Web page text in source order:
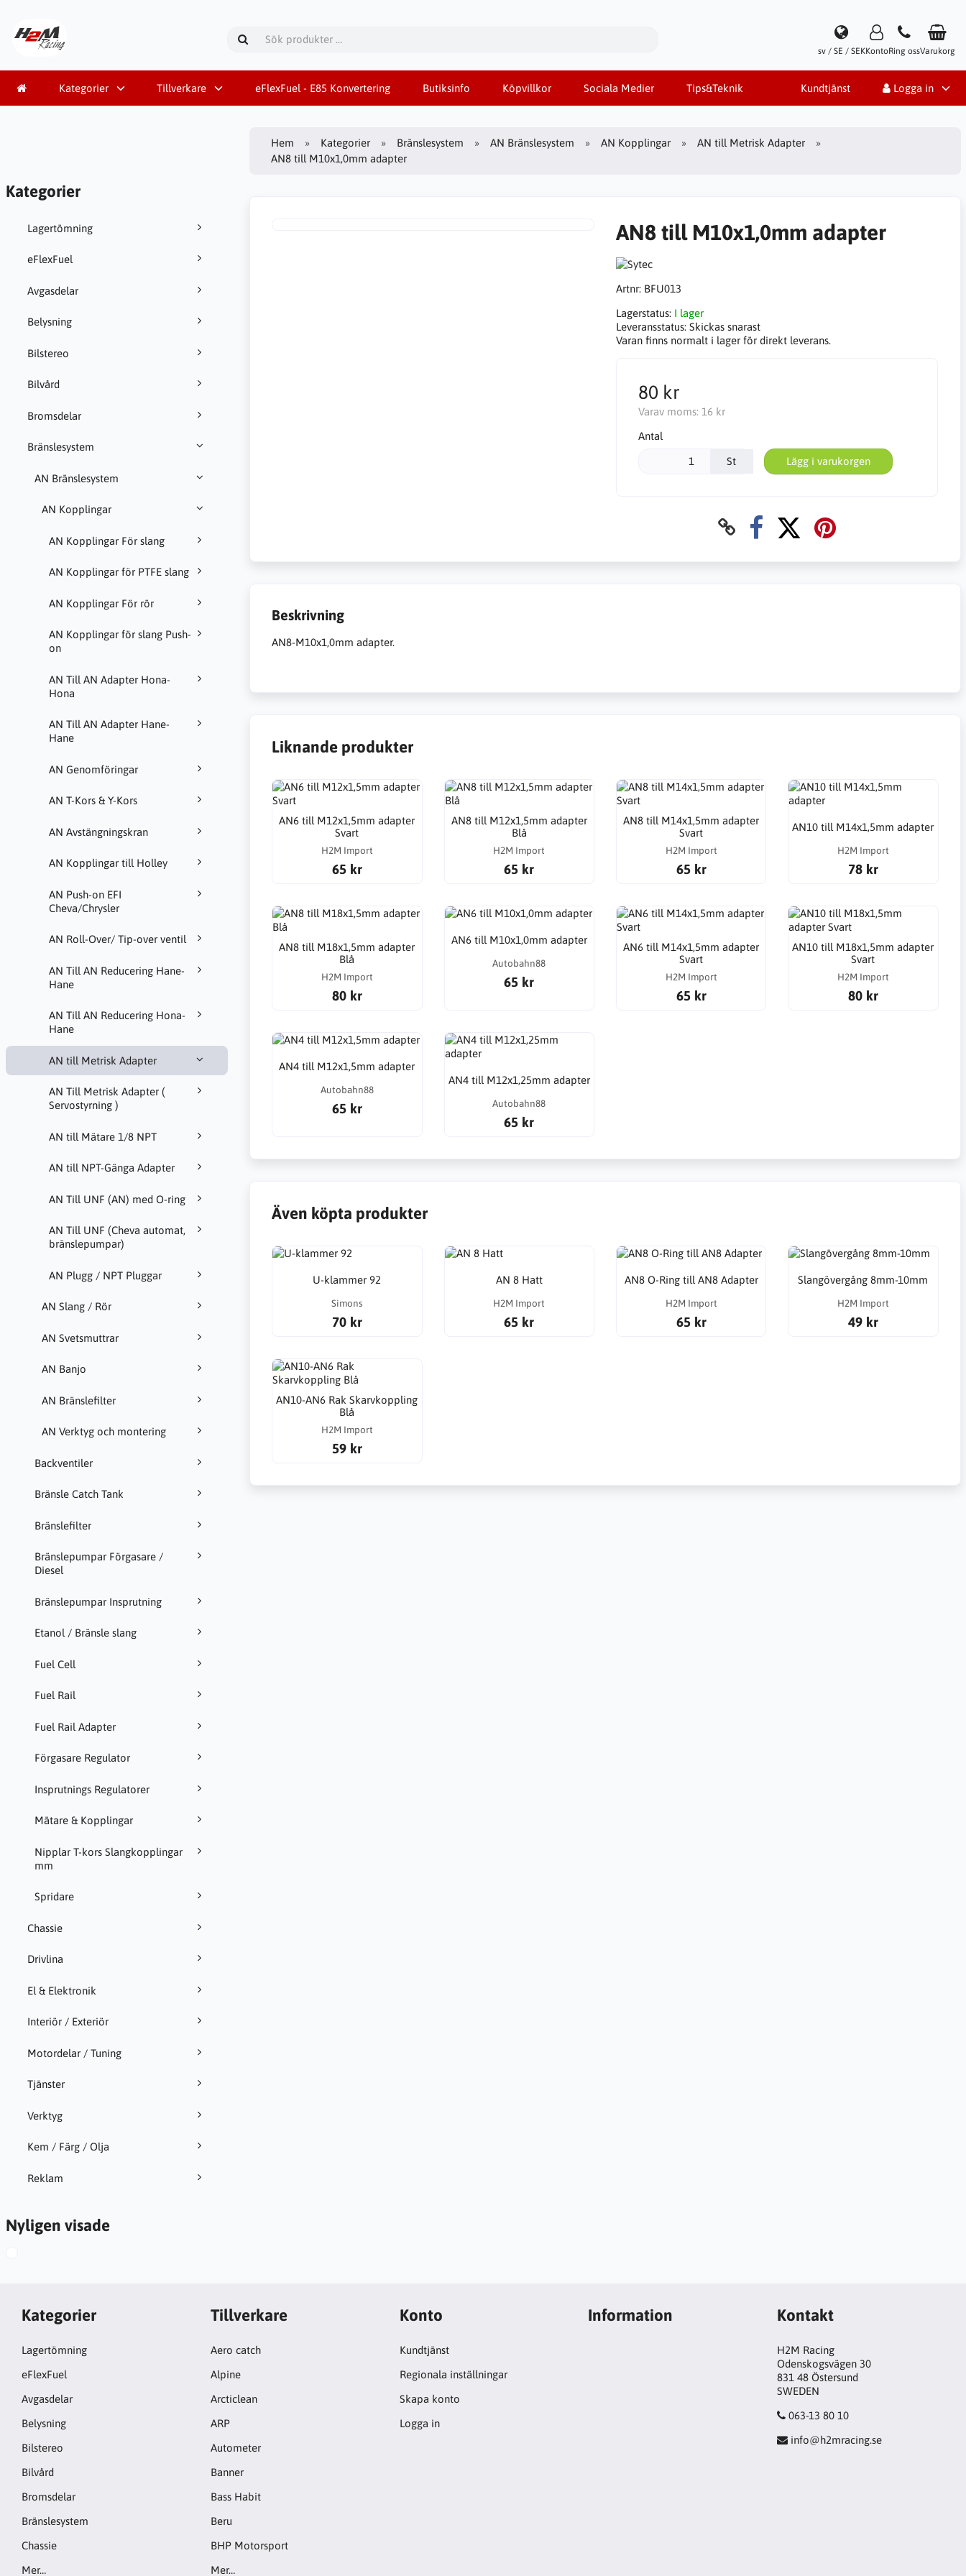
sv / SE / SEKKontoRing ossVarukorg
Kategorier Tillverkare eFlexFuel - E85 Konvertering Butiksinfo Köpvillkor Sociala Medier Tips&Teknik Kundtjänst Logga in
Kategorier
Lagertömning
eFlexFuel
Avgasdelar
Belysning
Bilstereo
Bilvård
Bromsdelar
Bränslesystem
AN Bränslesystem
AN Kopplingar
AN Kopplingar För slang
AN Kopplingar för PTFE slang
AN Kopplingar För rör
AN Kopplingar för slang Push-
on
AN Till AN Adapter Hona-
Hona
AN Till AN Adapter Hane-
Hane
AN Genomföringar
AN T-Kors & Y-Kors
AN Avstängningskran
AN Kopplingar till Holley
AN Push-on EFI
Cheva/Chrysler
AN Roll-Over/ Tip-over ventil
AN Till AN Reducering Hane-
Hane
AN Till AN Reducering Hona-
Hane
AN till Metrisk Adapter
AN Till Metrisk Adapter (
Servostyrning )
AN till Mätare 1/8 NPT
AN till NPT-Gänga Adapter
AN Till UNF (AN) med O-ring
AN Till UNF (Cheva automat,
bränslepumpar)
AN Plugg / NPT Pluggar
AN Slang / Rör
AN Svetsmuttrar
AN Banjo
AN Bränslefilter
AN Verktyg och montering
Backventiler
Bränsle Catch Tank
Bränslefilter
Bränslepumpar Förgasare /
Diesel
Bränslepumpar Insprutning
Etanol / Bränsle slang
Fuel Cell
Fuel Rail
Fuel Rail Adapter
Förgasare Regulator
Insprutnings Regulatorer
Mätare & Kopplingar
Nipplar T-kors Slangkopplingar
mm
Spridare
Chassie
Drivlina
El & Elektronik
Interiör / Exteriör
Motordelar / Tuning
Tjänster
Verktyg
Kem / Färg / Olja
Reklam
Nyligen visade
Hem Kategorier Bränslesystem AN Bränslesystem AN Kopplingar
AN till Metrisk Adapter
AN8 till M10x1,0mm adapter
AN8 till M10x1,0mm adapter
Artnr: BFU013
Lagerstatus: I lager
Leveransstatus: Skickas snarast
Varan finns normalt i lager för direkt leverans.
80 kr
Varav moms: 16 kr
Antal
St Lägg i varukorgen
Beskrivning
AN8-M10x1,0mm adapter.
Liknande produkter
AN6 till M12x1,5mm adapter
Svart
H2M Import
65 kr
AN8 till M12x1,5mm adapter
Blå
H2M Import
65 kr
AN8 till M14x1,5mm adapter
Svart
H2M Import
65 kr
AN10 till M14x1,5mm adapter
H2M Import
78 kr
AN8 till M18x1,5mm adapter
Blå
H2M Import
80 kr
AN6 till M10x1,0mm adapter
Autobahn88
65 kr
AN6 till M14x1,5mm adapter
Svart
H2M Import
65 kr
AN10 till M18x1,5mm adapter
Svart
H2M Import
80 kr
AN4 till M12x1,5mm adapter
Autobahn88
65 kr
AN4 till M12x1,25mm adapter
Autobahn88
65 kr
Även köpta produkter
U-klammer 92
Simons
70 kr
AN 8 Hatt
H2M Import
65 kr
AN8 O-Ring till AN8 Adapter
H2M Import
65 kr
Slangövergång 8mm-10mm
H2M Import
49 kr
AN10-AN6 Rak Skarvkoppling
Blå
H2M Import
59 kr
Kategorier
Lagertömning
eFlexFuel
Avgasdelar
Belysning
Bilstereo
Bilvård
Bromsdelar
Bränslesystem
Chassie
Mer…
Tillverkare
Aero catch
Alpine
Arcticlean
ARP
Autometer
Banner
Bass Habit
Beru
BHP Motorsport
Mer…
Konto
Kundtjänst
Regionala inställningar
Skapa konto
Logga in
Information Kontakt
H2M Racing
Odenskogsvägen 30
831 48 Östersund
SWEDEN
063-13 80 10
info@h2mracing.se